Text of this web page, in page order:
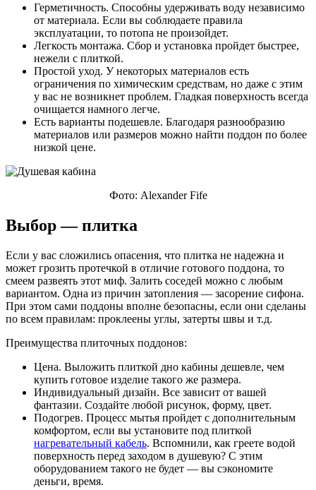
Герметичность. Способны удерживать воду независимо
от материала. Если вы соблюдаете правила
эксплуатации, то потопа не произойдет.
Легкость монтажа. Сбор и установка пройдет быстрее,
нежели с плиткой.
Простой уход. У некоторых материалов есть
ограничения по химическим средствам, но даже с этим
у вас не возникнет проблем. Гладкая поверхность всегда
очищается намного легче.
Есть варианты подешевле. Благодаря разнообразию
материалов или размеров можно найти поддон по более
низкой цене.
Фото: Alexander Fife
Выбор — плитка
Если у вас сложились опасения, что плитка не надежна и
может грозить протечкой в отличие готового поддона, то
смеем развеять этот миф. Залить соседей можно с любым
вариантом. Одна из причин затопления — засорение сифона.
При этом сами поддоны вполне безопасны, если они сделаны
по всем правилам: проклеены углы, затерты швы и т.д.
Преимущества плиточных поддонов:
Цена. Выложить плиткой дно кабины дешевле, чем
купить готовое изделие такого же размера.
Индивидуальный дизайн. Все зависит от вашей
фантазии. Создайте любой рисунок, форму, цвет.
Подогрев. Процесс мытья пройдет с дополнительным
комфортом, если вы установите под плиткой
нагревательный кабель. Вспомнили, как греете водой
поверхность перед заходом в душевую? С этим
оборудованием такого не будет — вы сэкономите
деньги, время.